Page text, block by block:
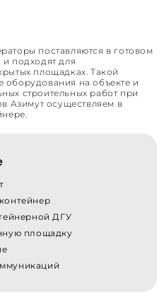
поставляются в готовом
подходят для
площадках. Такой
оборудования на объекте и
строительных работ при
Азимут осуществляем в
ДГУ
площадку